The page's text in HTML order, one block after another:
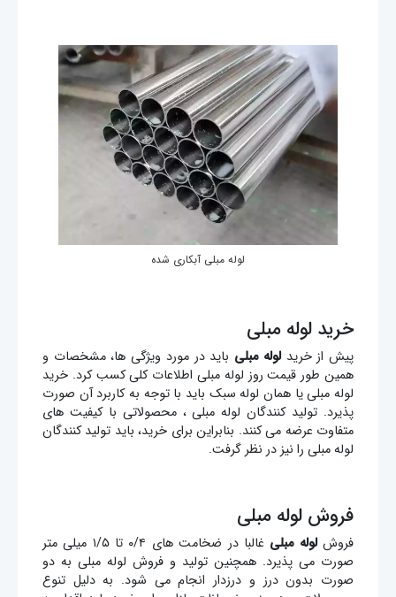
لوله مبلی آبکاری شده
خرید لوله مبلی
پیش از خریدلوله مبلی باید در مورد ویژگی ها، مشخصات و
همین طور قیمت روز لوله مبلی اطلاعات کلی کسب کرد. خرید
لوله مبلی یا همان لوله سبک باید با توجه به کاربرد آن صورت
پذیرد. تولید کنندگان لوله مبلی ، محصولاتی با کیفیت های
متفاوت عرضه می کنند. بنابراین برای خرید، باید تولید کنندگان
لوله مبلی را نیز در نظر گرفت.
فروش لوله مبلی
فروشلوله مبلی
غالبا در ضخامت های ۰/۴ تا ۱/۵ میلی متر
صورت می پذیرد. همچنین تولید و فروش لوله مبلی به دو
صورت بدون درز و درزدار انجام می شود. به دلیل تنوع